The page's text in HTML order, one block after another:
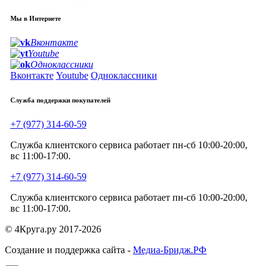
Мы в Интернете
Вконтакте
Youtube
Одноклассники
Вконтакте Youtube Одноклассники
Служба поддержки покупателей
+7 (977) 314-60-59
Служба клиентского сервиса работает пн-сб 10:00-20:00,
вс 11:00-17:00.
+7 (977) 314-60-59
Служба клиентского сервиса работает пн-сб 10:00-20:00,
вс 11:00-17:00.
© 4Круга.ру 2017-2026
Создание и поддержка сайта - Медиа-Бридж.РФ